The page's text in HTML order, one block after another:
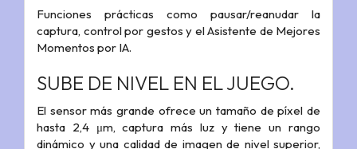
Funciones prácticas como pausar/reanudar la
captura, control por gestos y el Asistente de Mejores
Momentos por IA.
SUBE DE NIVEL EN EL JUEGO.
El sensor más grande ofrece un tamaño de píxel de
hasta 2,4 μm, captura más luz y tiene un rango
dinámico y una calidad de imagen de nivel superior,